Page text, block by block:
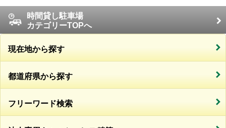
時間貸し駐車場
カテゴリーTOPへ
現在地から探す
都道府県から探す
フリーワード検索